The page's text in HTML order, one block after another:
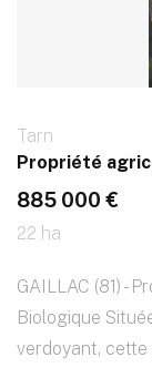
Tarn
Propriété
885 000 €
22 ha
GAILLAC (81) -
Biologique
verdoyant,